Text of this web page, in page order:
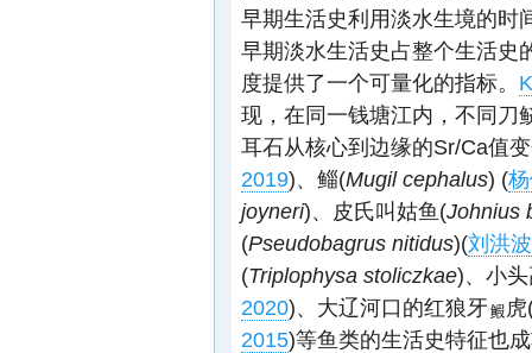
早期生活史利用淡水生境的时
早期淡水生活史占整个生活史
度提供了一个可量化的指标。
现，在同一钱塘江内，不同刀
耳石从核心到边缘的Sr/Ca值
2019)、鲻(Mugil cephalus) (
joyneri)、皮氏叫姑鱼(Johnius
(Pseudobagrus nitidus)(刘洪
(Triplophysa stoliczkae)、小
2020)、大辽河口的红狼牙
虎
2015)等鱼类的生活史特征也